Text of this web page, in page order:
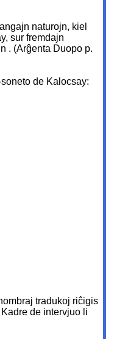
naturojn, kiel
sur fremdajn
. (Arĝenta Duopo p.
de Kalocsay:
tradukoj riĉigis
de intervjuo li